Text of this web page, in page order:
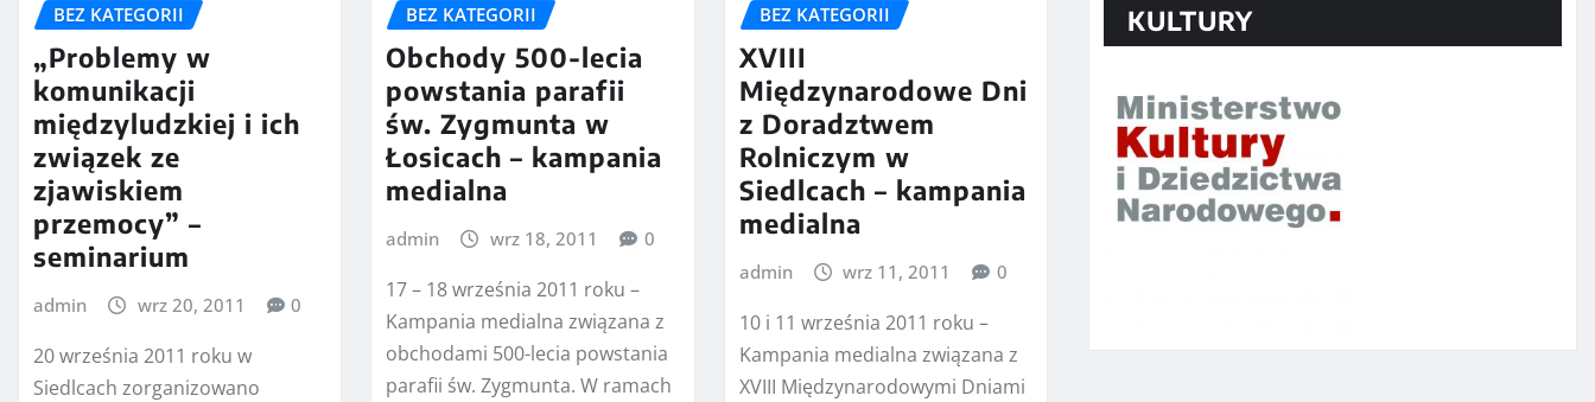
BEZ KATEGORII
„Problemy w
komunikacji
międzyludzkiej i ich
związek ze
zjawiskiem
przemocy” –
seminarium
admin wrz 20, 2011 0
20 września 2011 roku w
Siedlcach zorganizowano
BEZ KATEGORII
Obchody 500-lecia
powstania parafii
św. Zygmunta w
Łosicach – kampania
medialna
admin wrz 18, 2011 0
17 – 18 września 2011 roku –
Kampania medialna związana z
obchodami 500-lecia powstania
parafii św. Zygmunta. W ramach
BEZ KATEGORII
XVIII
Międzynarodowe Dni
z Doradztwem
Rolniczym w
Siedlcach – kampania
medialna
admin wrz 11, 2011 0
10 i 11 września 2011 roku –
Kampania medialna związana z
XVIII Międzynarodowymi Dniami
KULTURY